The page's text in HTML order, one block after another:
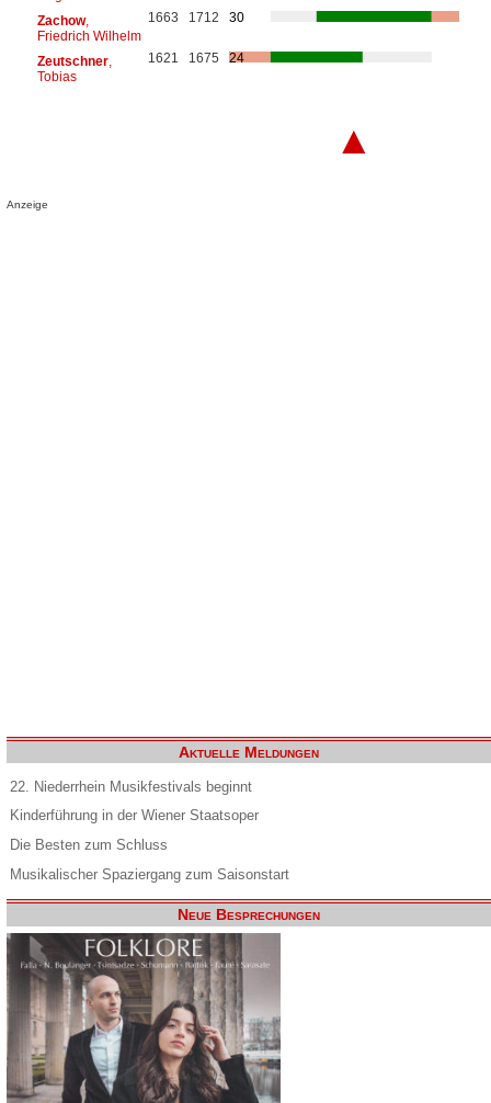
Zachow,
Friedrich Wilhelm
1663 1712 30
Zeutschner,
Tobias
1621 1675 24
▲
Anzeige
Aktuelle Meldungen
22. Niederrhein Musikfestivals beginnt
Kinderführung in der Wiener Staatsoper
Die Besten zum Schluss
Musikalischer Spaziergang zum Saisonstart
Neue Besprechungen